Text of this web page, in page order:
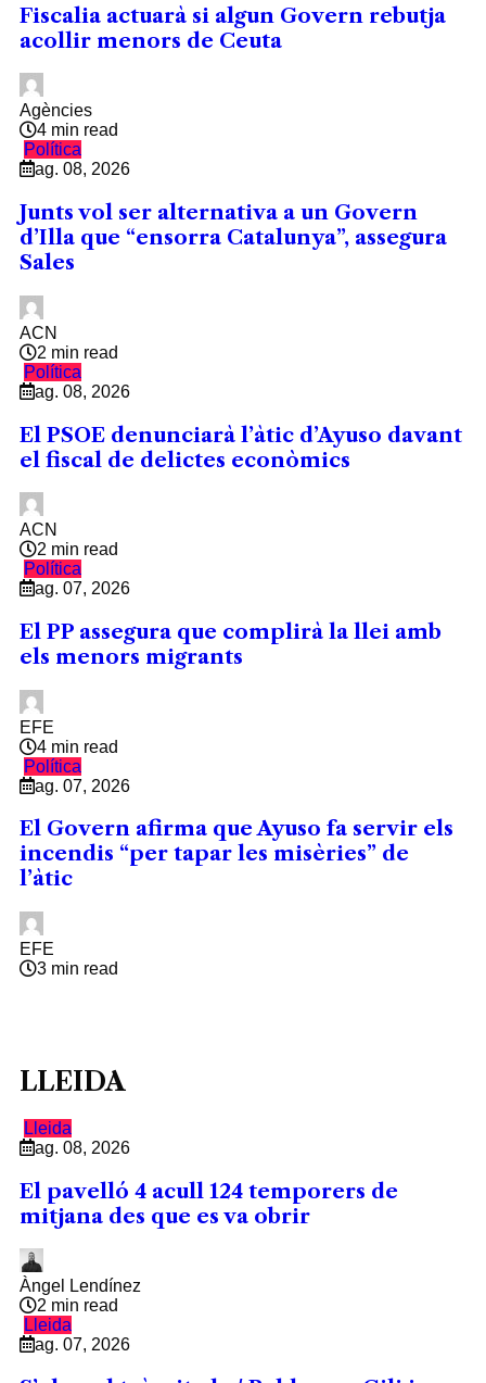
Fiscalia actuarà si algun Govern rebutja
acollir menors de Ceuta
Agències
4 min read
Política
ag. 08, 2026
Junts vol ser alternativa a un Govern
d’Illa que “ensorra Catalunya”, assegura
Sales
ACN
2 min read
Política
ag. 08, 2026
El PSOE denunciarà l’àtic d’Ayuso davant
el fiscal de delictes econòmics
ACN
2 min read
Política
ag. 07, 2026
El PP assegura que complirà la llei amb
els menors migrants
EFE
4 min read
Política
ag. 07, 2026
El Govern afirma que Ayuso fa servir els
incendis “per tapar les misèries” de
l’àtic
EFE
3 min read
LLEIDA
Lleida
ag. 08, 2026
El pavelló 4 acull 124 temporers de
mitjana des que es va obrir
Àngel Lendínez
2 min read
Lleida
ag. 07, 2026